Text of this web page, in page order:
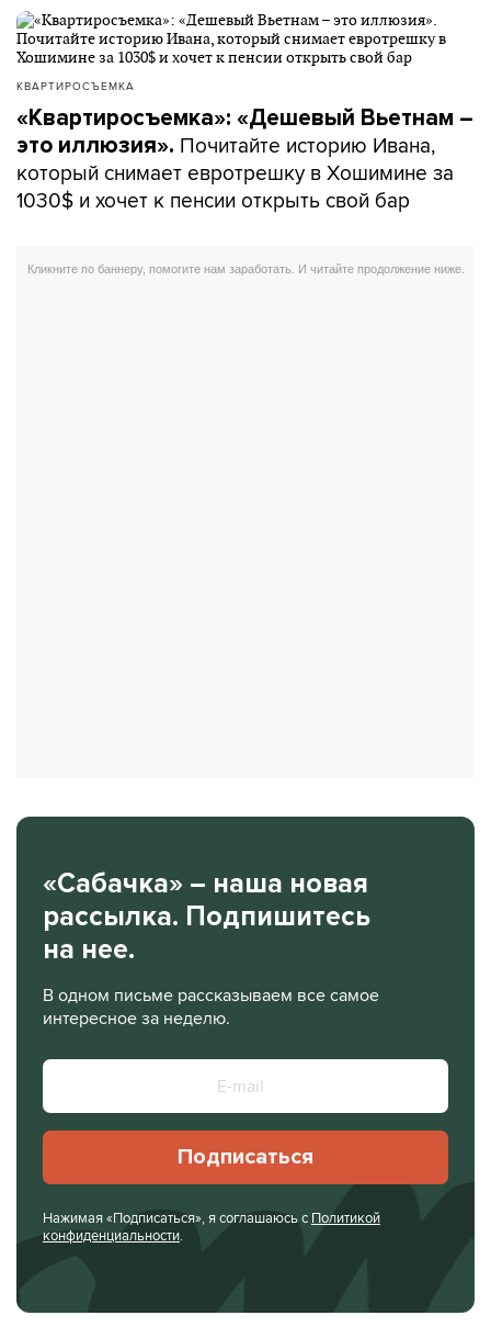
КВАРТИРОСЪЕМКА
«Квартиросъемка»: «Дешевый Вьетнам –
это иллюзия». Почитайте историю Ивана,
который снимает евротрешку в Хошимине за
1030$ и хочет к пенсии открыть свой бар
«Сабачка» – наша новая
рассылка. Подпишитесь
на нее.
В одном письме рассказываем все самое
интересное за неделю.
Подписаться
Нажимая «Подписаться», я соглашаюсь с Политикой
конфиденциальности.